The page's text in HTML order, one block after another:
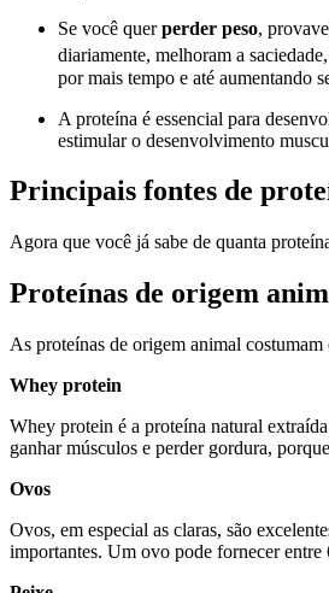
Se você querperder peso,
diariamente, melhoram a
por mais tempo e até aumentando
A proteína é essencial para
estimular o desenvolvimento
Principais fontes de
Agora que você já sabe de quanta
Proteínas de origem
As proteínas de origem animal
Whey protein
Whey protein é a proteína natural
ganhar músculos e perder gordura,
Ovos
Ovos, em especial as claras, são
importantes. Um ovo pode fornecer entre